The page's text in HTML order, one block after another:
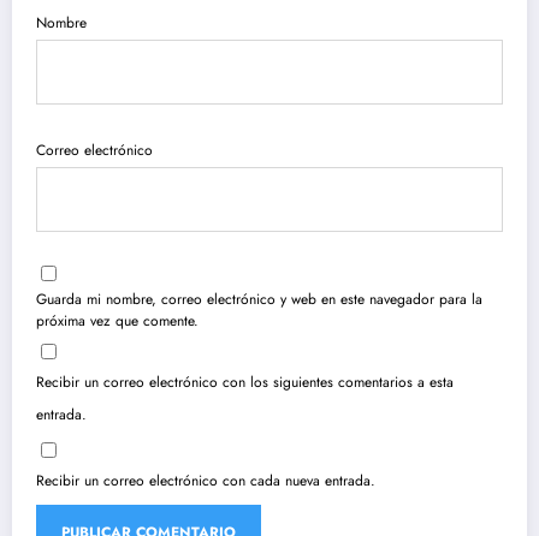
Nombre
Correo electrónico
Guarda mi nombre, correo electrónico y web en este navegador para la
próxima vez que comente.
Recibir un correo electrónico con los siguientes comentarios a esta
entrada.
Recibir un correo electrónico con cada nueva entrada.